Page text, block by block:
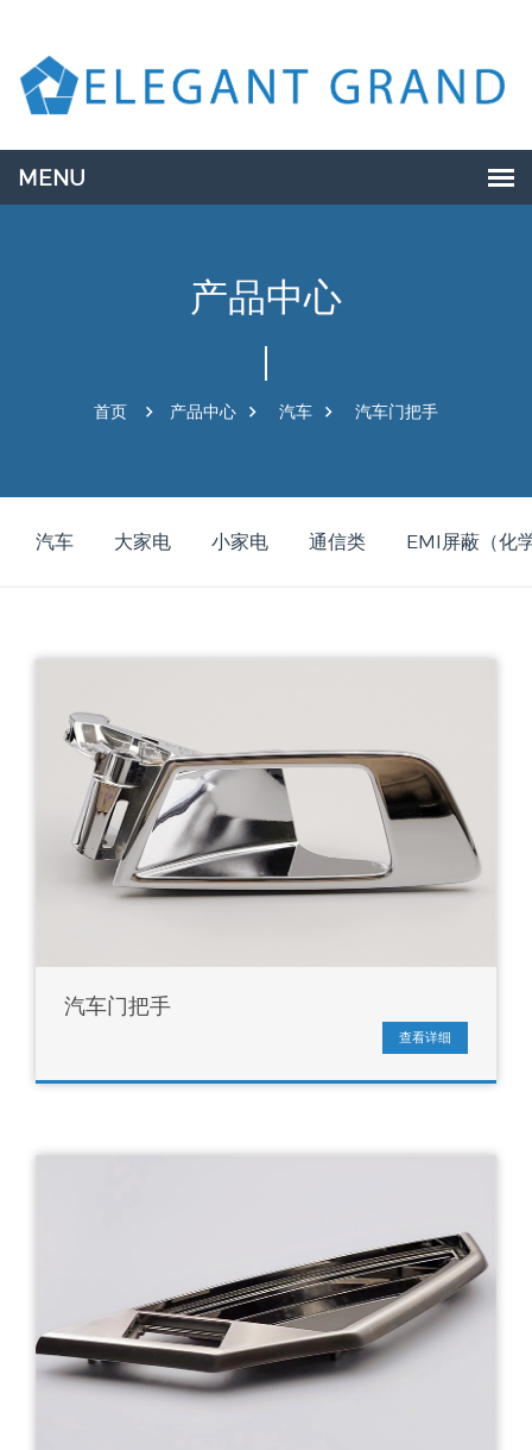
产品中心
首页 产品中心 汽车 汽车门把手
汽车 大家电 小家电 通信类 EMI屏蔽（化
汽车门把手
查看详细